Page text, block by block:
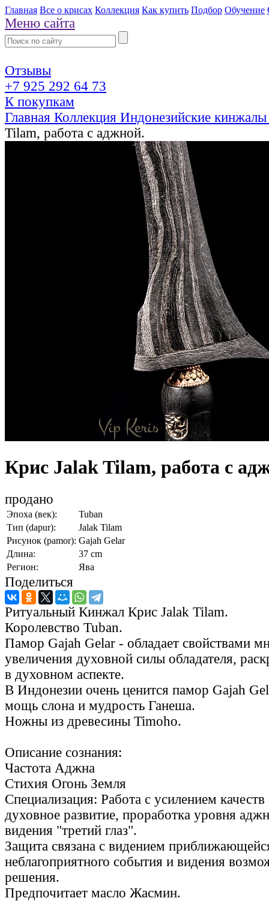
Главная Все о крисах Коллекция Как купить Подбор Обучение
Меню сайта
Отзывы
+7 925 292 64 73
К покупкам
Главная Коллекция Индонезийские
Tilam, работа с аджной.
Крис Jalak Tilam, работа с
продано
Эпоха (век):
Tuban
Тип (dapur):
Jalak Tilam
Рисунок (pamor): Gajah Gelar
Длина:
37 cm
Регион:
Ява
Поделиться
Ритуальный Кинжал Крис Jalak Tilam.
Королевство Tuban.
Памор Gajah Gelar - обладает свойствами
увеличения духовной силы обладателя,
в духовном аспекте.
В Индонезии очень ценится памор Gajah
мощь слона и мудрость Ганеша.
Ножны из древесины Timoho.
Описание сознания:
Частота Аджна
Стихия Огонь Земля
Специализация: Работа с усилением качеств
духовное развитие, проработка уровня
видения "третий глаз".
Защита связана с видением
неблагоприятного события и видения
решения.
Предпочитает масло Жасмин.